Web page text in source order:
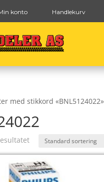
konto Handlekurv
med stikkord «BNL5124022»